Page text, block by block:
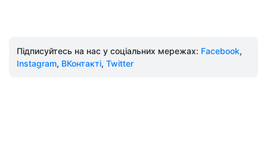
Підписуйтесь на нас у соціальних мережах: Facebook,
Instagram, ВКонтакті, Twitter